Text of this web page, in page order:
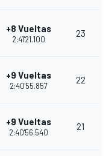
+8 Vueltas
2:41'21.100
23
+9 Vueltas
2:40'55.857
22
+9 Vueltas
2:40'56.540
21